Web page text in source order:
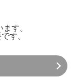
す。
す。